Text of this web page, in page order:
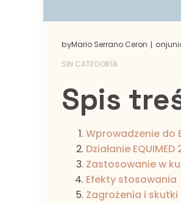
byMario Serrano Ceron | on
SIN CATEGORÍA
Spis
Wprowadzenie do
Działanie EQUIMED
Zastosowanie w
Efekty stosowania
Zagrożenia i